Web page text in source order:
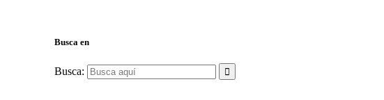
Busca en
Busca: